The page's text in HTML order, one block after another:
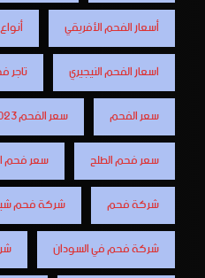
أسعار الفحم الأفريقي
اسعار الفحم النيجيري
تاجر
سعر الفحم
سعر الفحم 2023
سعر فحم الطلح
سعر فحم
شركة فحم
شركة فحم
شركة فحم في السودان